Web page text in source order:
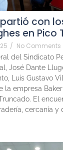
con
en Pico
/ No Comments
del Sindicato
José Dante
Luis Gustavo
la empresa
El
cercanía y